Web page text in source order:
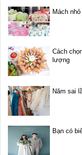
Mách
Cách
lượng
Năm sai
Bạn có